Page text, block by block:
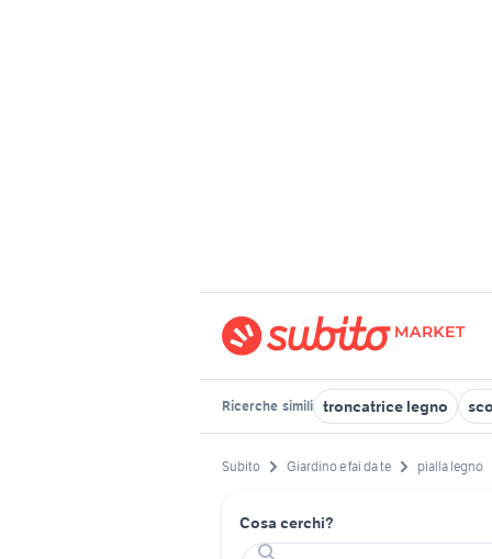
Ricerche simili troncatrice legno
Subito Giardino e fai da te pialla legno
Cosa cerchi?